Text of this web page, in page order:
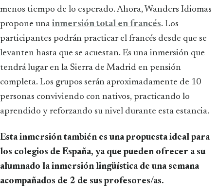
menos tiempo de lo esperado. Ahora, Wanders Idiomas
propone una inmersión total en francés. Los
participantes podrán practicar el francés desde que se
levanten hasta que se acuestan. Es una inmersión que
tendrá lugar en la Sierra de Madrid en pensión
completa. Los grupos serán aproximadamente de 10
personas conviviendo con nativos, practicando lo
aprendido y reforzando su nivel durante esta estancia.
Esta inmersión también es una propuesta ideal para
los colegios de España, ya que pueden ofrecer a su
alumnado la inmersión lingüística de una semana
acompañados de 2 de sus profesores/as.